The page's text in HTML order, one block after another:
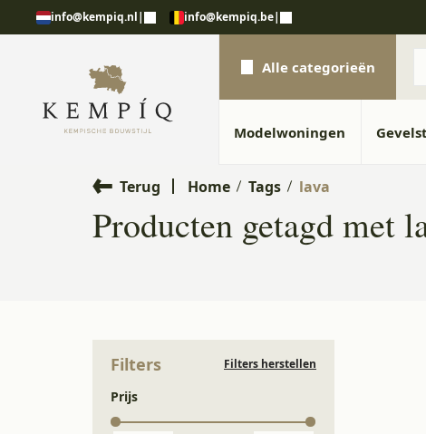
info@kempiq.nl| info@kempiq.be|
20 jaar ervaring Uitgebreide showroom in
Alle categorieën
Modelwoningen
Terug Home Tags lava
Producten getagd met
Filters Filters herstellen
Prijs